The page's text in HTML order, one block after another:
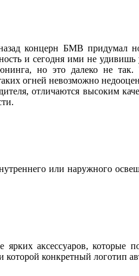
концерн БМВ придумал
и сегодня ими не
но это далеко не так.
огней невозможно
отличаются высоким
или наружного
аксессуаров, которые
конкретный логотип